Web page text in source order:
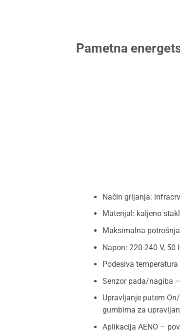
Pametna
Način grijanja:
Materijal: kaljeno
Maksimalna
Napon: 220-240 V, 50
Podesiva
Senzor pada/nagiba
Upravljanje putem
gumbima za
Aplikacija AENO –